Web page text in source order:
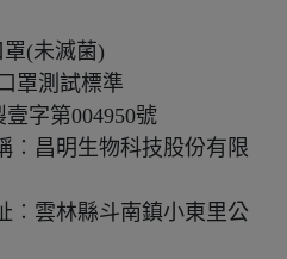
(未滅菌)
罩測試標準
字第004950號
︰昌明生物科技股份有限
︰雲林縣斗南鎮小東里公